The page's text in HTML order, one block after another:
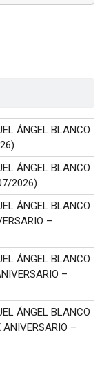
ÁNGEL BLANCO
ÁNGEL BLANCO
2026)
ÁNGEL BLANCO
–
ÁNGEL BLANCO
–
ÁNGEL BLANCO
–